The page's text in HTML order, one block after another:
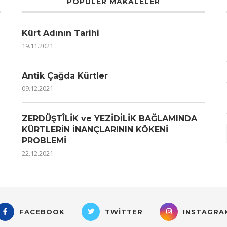
Kürt Adının Tarihi
19.11.2021
Antik Çağda Kürtler
09.12.2021
ZERDÜŞTÎLİK ve YEZİDİLİK BAĞLAMINDA
KÜRTLERİN İNANÇLARININ KÖKENİ
PROBLEMİ
22.12.2021
FACEBOOK TWITTER